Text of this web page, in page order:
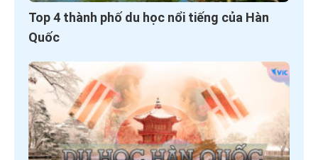
Top 4 thành phố du học nổi tiếng của Hàn
Quốc